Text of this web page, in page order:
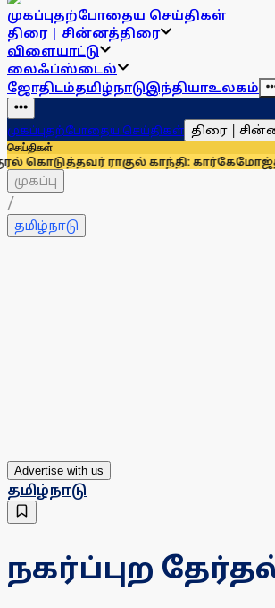
முகப்புதற்போதைய செய்திகள்
திரை | சின்னத்திரை
விளையாட்டு
லைஃப்ஸ்டைல்
ஜோதிடம்தமிழ்நாடுஇந்தியாஉலகம்
முகப்புதற்போதைய செய்திகள் திரை |
செய்திகள்
ராகுல் காந்தி: கார்கேமோஜ்தபா
முகப்பு
/
தமிழ்நாடு
Advertise with us
தமிழ்நாடு
நகர்ப்புற